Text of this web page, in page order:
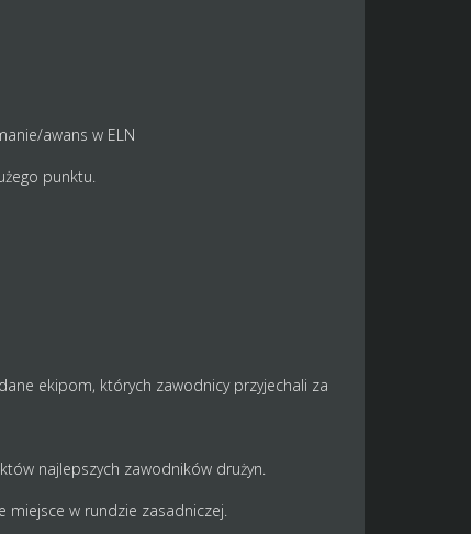
awans w ELN
punktu.
ekipom, których zawodnicy przyjechali za
najlepszych zawodników drużyn.
miejsce w rundzie zasadniczej.